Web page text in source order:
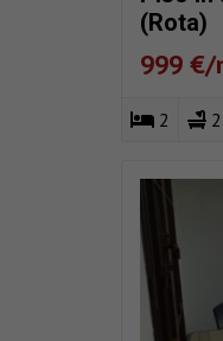
(Rota)
999 €/
2 2